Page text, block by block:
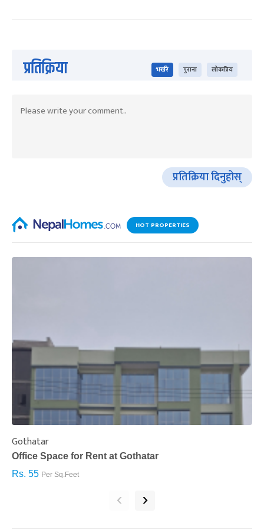
प्रतिक्रिया भर्खरै पुराना लोकप्रिय
प्रतिक्रिया दिनुहोस्
HOT PROPERTIES
Gothatar
Office Space for Rent at Gothatar
Rs. 55 Per Sq.Feet
‹ ›